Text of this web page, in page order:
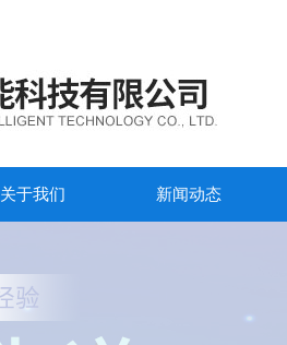
关于我们 新闻动态